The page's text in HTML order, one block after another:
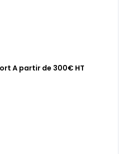
A partir de 300€ HT